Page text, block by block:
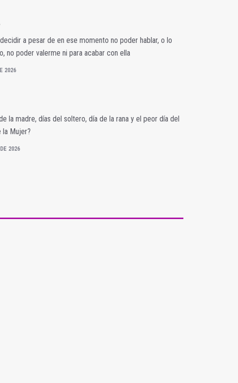
a pesar de en ese momento no poder hablar, o lo
no poder valerme ni para acabar con ella
2026
la madre, días del soltero, día de la rana y el peor día del
la Mujer?
2026